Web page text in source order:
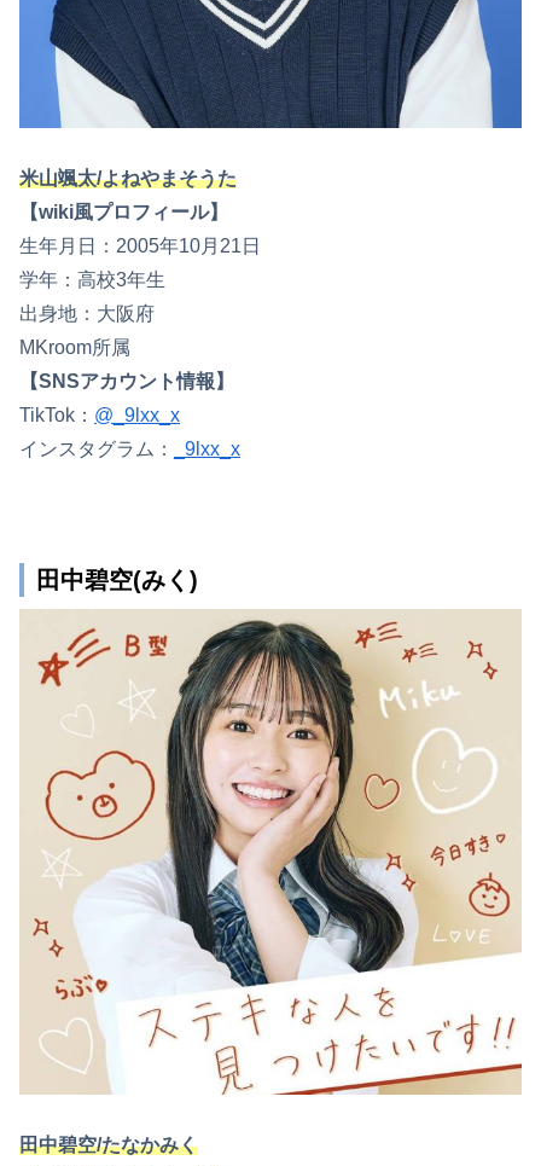
米山颯太/よねやまそうた
【wiki風プロフィール】
生年月日：2005年10月21日
学年：高校3年生
出身地：大阪府
MKroom所属
【SNSアカウント情報】
TikTok： @_9lxx_x
インスタグラム：
_9lxx_x
田中碧空(みく)
田中碧空/たなかみく